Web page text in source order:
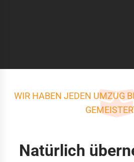
WIR HABEN JEDEN UMZUG
Natürlich